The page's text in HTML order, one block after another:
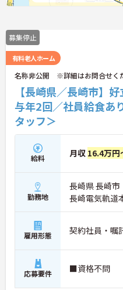
募集停止
有料老人ホーム
名称非公開 ※詳細はお問合せく
【長崎県／長崎市】
与年2回／社員給食あ
タッフ＞
給料 月収 16.4万円
勤務地
長崎県 長崎市
長崎電気軌道
雇用形態 契約社員・嘱
応募要件 ■資格不問